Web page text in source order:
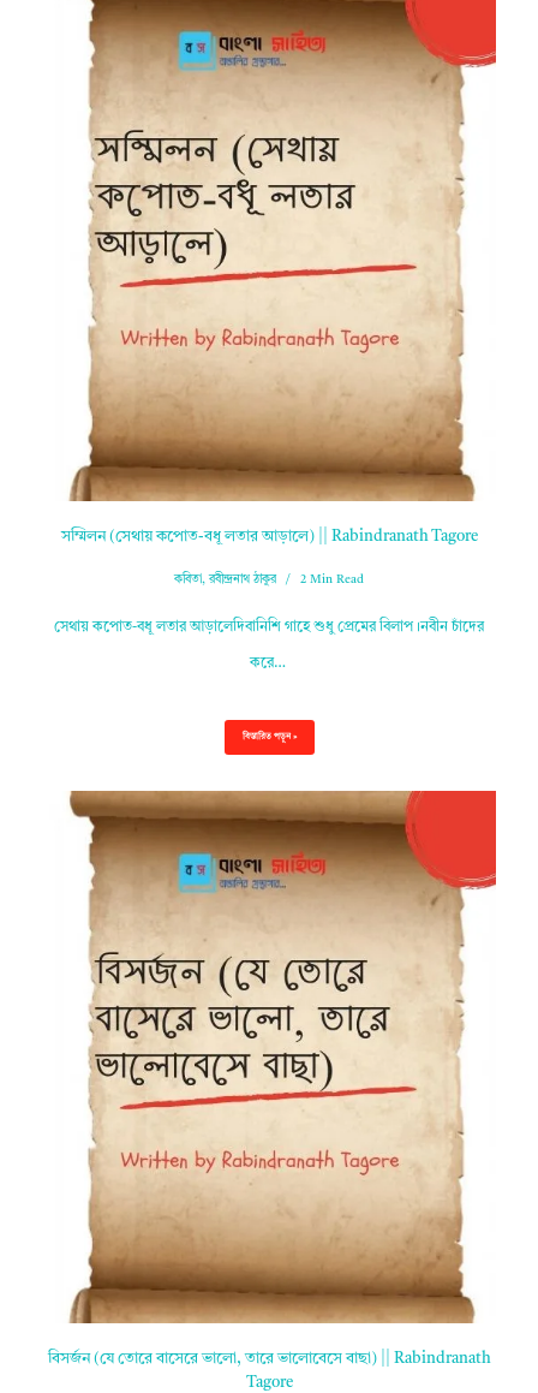
সম্মিলন (সেথায় কপোত-বধূ লতার আড়ালে) || Rabindranath Tagore
কবিতা,রবীন্দ্রনাথ ঠাকুর 2 Min Read
সেথায় কপোত-বধূ লতার আড়ালেদিবানিশি গাহে শুধু প্রেমের বিলাপ।নবীন চাঁদের
করে…
বিস্তারিত পড়ুন »
বিসর্জন (যে তোরে বাসেরে ভালো, তারে ভালোবেসে বাছা) || Rabindranath
Tagore